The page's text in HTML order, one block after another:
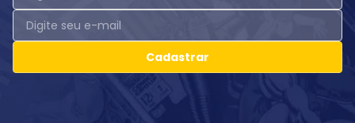
Cadastrar